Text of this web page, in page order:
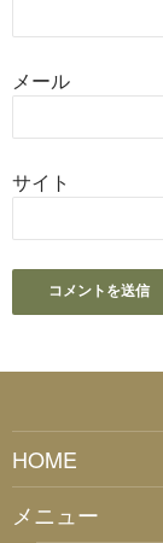
メール
サイト
HOME
メニュー